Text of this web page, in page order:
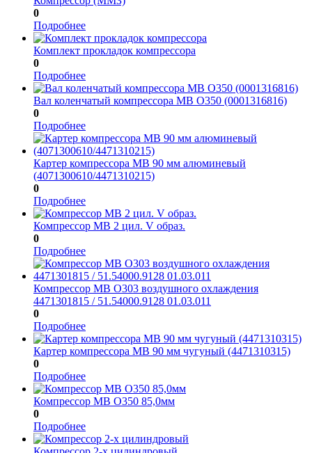
0
Подробнее
Комплект прокладок компрессора
0
Подробнее
Вал коленчатый компрессора МВ О350 (0001316816)
0
Подробнее
Картер компрессора МВ 90 мм алюминевый
(4071300610/4471310215)
0
Подробнее
Компрессор МВ 2 цил. V образ.
0
Подробнее
Компрессор МВ О303 воздушного охлаждения
4471301815 / 51.54000.9128 01.03.011
0
Подробнее
Картер компрессора МВ 90 мм чугуный (4471310315)
0
Подробнее
Компрессор МВ О350 85,0мм
0
Подробнее